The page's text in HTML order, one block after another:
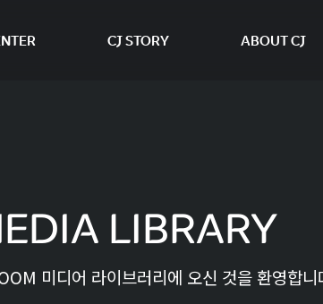
CJ STORY ABOUT CJ
LIBRARY
미디어 라이브러리에 오신 것을 환영합니